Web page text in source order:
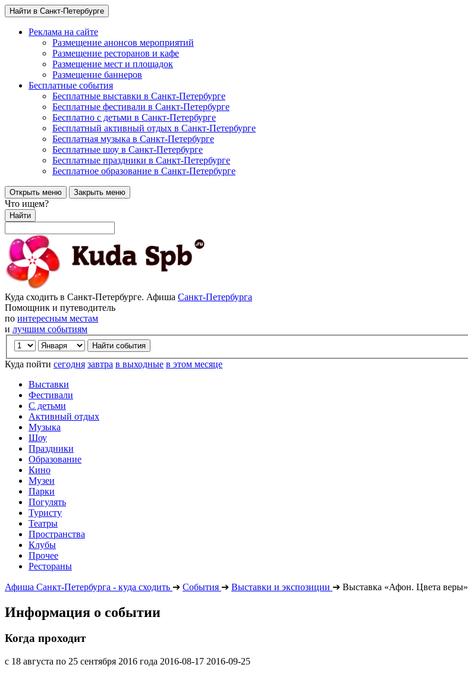
Найти в Санкт-Петербурге
Реклама на сайте
Размещение анонсов мероприятий
Размещение ресторанов и кафе
Размещение мест и площадок
Размещение баннеров
Бесплатные события
Бесплатные выставки в Санкт-Петербурге
Бесплатные фестивали в Санкт-Петербурге
Бесплатно с детьми в Санкт-Петербурге
Бесплатный активный отдых в Санкт-Петербурге
Бесплатная музыка в Санкт-Петербурге
Бесплатные шоу в Санкт-Петербурге
Бесплатные праздники в Санкт-Петербурге
Бесплатное образование в Санкт-Петербурге
Открыть меню Закрыть меню
Что ищем?
Найти
Куда сходить в Санкт-Петербурге. Афиша Санкт-Петербурга
Помощник и путеводитель
по интересным местам
и лучшим событиям
Куда пойти сегодня завтра в выходные в этом месяце
Выставки
Фестивали
С детьми
Активный отдых
Музыка
Шоу
Праздники
Образование
Кино
Музеи
Парки
Погулять
Туристу
Театры
Пространства
Клубы
Прочее
Рестораны
Афиша Санкт-Петербурга - куда сходить ➔ События ➔ Выставки и экспозиции ➔ Выставка «Афон. Цвета веры»
Информация о событии
Когда проходит
с 18 августа по 25 сентября 2016 года 2016-08-17 2016-09-25